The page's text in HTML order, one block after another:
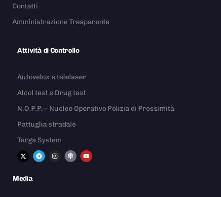
Contatti
Amministrazione Trasparente
Attività di Controllo
Autovelox e telelaser
Alcol test e Drug test
N.O.P.P. – Nucleo Operativo Polizia di Prossimità
Pattuglia stradale
Targa System
Media